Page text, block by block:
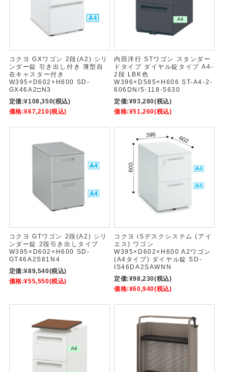
コクヨ GXワゴン 2段(A2) シリ
ンダー錠 引き出し付き 薄型自
在キャスター付き
W395×D602×H600 SD-
GX46A2□N3
定価:¥108,350(税込)
価格:¥67,210(税込)
内田洋行 STワゴン スタンダー
ドタイプ ダイヤル錠タイプ A4-
2段 LBK色
W396×D585×H606 ST-A4-2-
606DN/5-118-5630
定価:¥93,280(税込)
価格:¥51,260(税込)
コクヨ GTワゴン 2段(A2) シリ
ンダー錠 2段引き出しタイプ
W395×D602×H600 SD-
GT46A2S81N4
定価:¥89,540(税込)
価格:¥55,550(税込)
コクヨ iSデスクシステム (アイ
エス) ワゴン
W395×D602×H600 A2ワゴン
(A4タイプ) ダイヤル錠 SD-
IS46DA2SAWNN
定価:¥98,230(税込)
価格:¥60,940(税込)